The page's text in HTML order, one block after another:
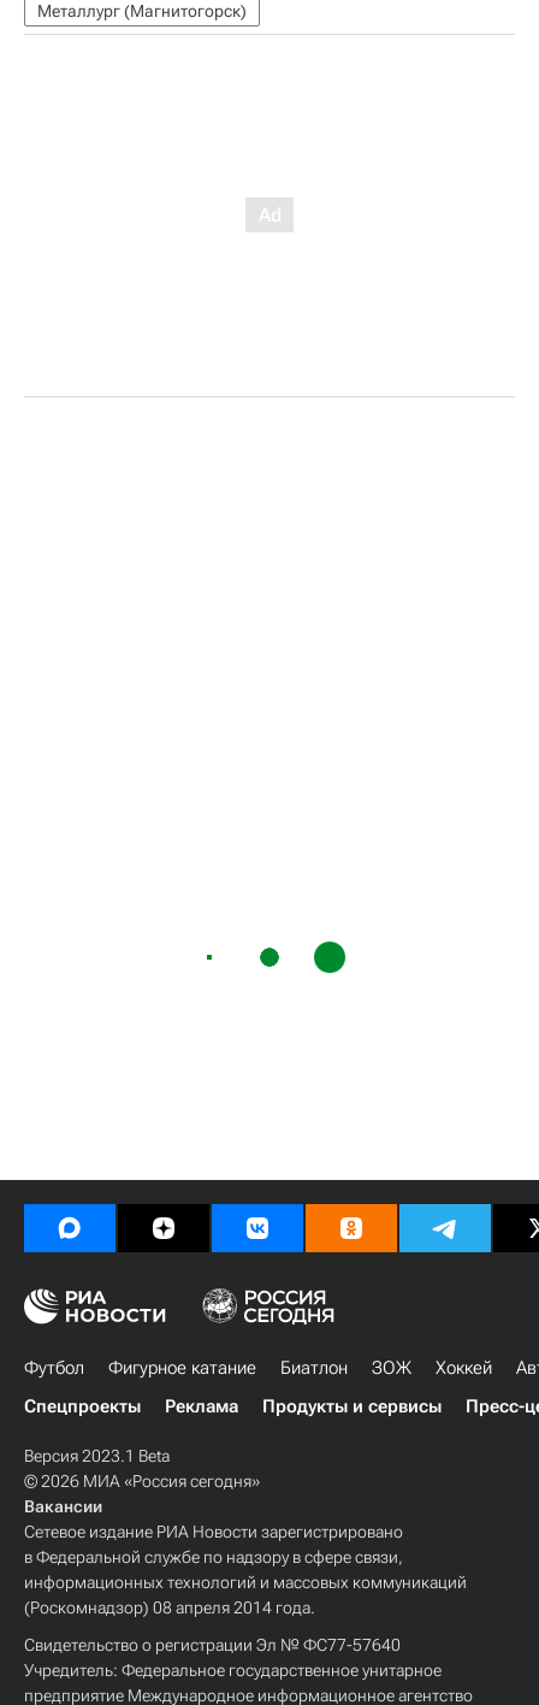
Металлург (Магнитогорск)
Футбол Фигурное катание Биатлон ЗОЖ Хоккей
Спецпроекты
Реклама Продукты и сервисы Пресс-
Версия 2023.1 Beta
© 2026 МИА «Россия сегодня»
Вакансии
Сетевое издание РИА Новости зарегистрировано
в Федеральной службе по надзору в сфере связи,
информационных технологий и массовых коммуникаций
(Роскомнадзор) 08 апреля 2014 года.
Свидетельство о регистрации Эл № ФС77-57640
Учредитель: Федеральное государственное унитарное
предприятие Международное информационное агентство